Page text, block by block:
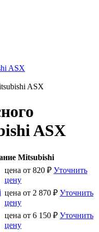
ASX
ASX
ASX
Mitsubishi
цена от 820 ₽ Уточнить
цену
цена от 2 870 ₽ Уточнить
цену
цена от 6 150 ₽ Уточнить
цену